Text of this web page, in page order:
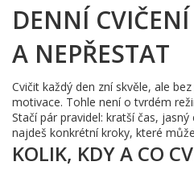
DENNÍ
A NEPŘESTAT
Cvičit každý den zní skvěle, ale
motivace. Tohle není o tvrdém
Stačí pár pravidel: kratší čas,
najdeš konkrétní kroky, které
KOLIK, KDY A CO